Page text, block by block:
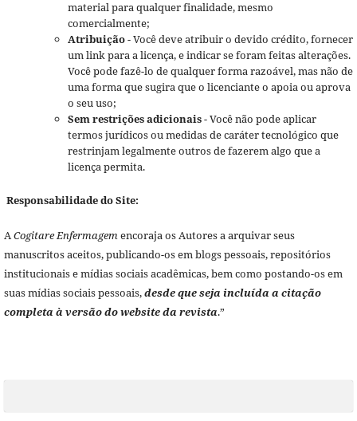
material para qualquer finalidade, mesmo
comercialmente;
Atribuição- Você deve atribuir o devido crédito, fornecer
um link para a licença, e indicar se foram feitas alterações.
Você pode fazê-lo de qualquer forma razoável, mas não de
uma forma que sugira que o licenciante o apoia ou aprova
o seu uso;
Sem restrições adicionais- Você não pode aplicar
termos jurídicos ou medidas de caráter tecnológico que
restrinjam legalmente outros de fazerem algo que a
licença permita.
Responsabilidade do Site:
ACogitare Enfermagemencoraja os Autores a arquivar seus
manuscritos aceitos, publicando-os em blogs pessoais, repositórios
institucionais e mídias sociais acadêmicas, bem como postando-os em
suas mídias sociais pessoais,desde que seja incluída a citação
completa à versão do website da revista.”